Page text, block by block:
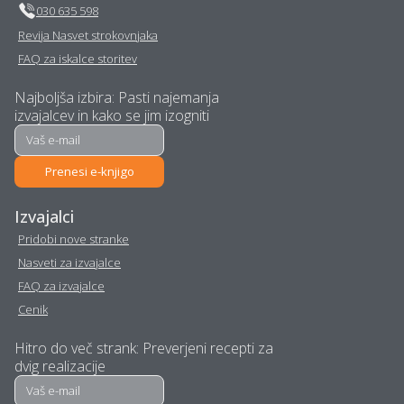
Izolacija - Braslovce
Fizioterapija - Braslovce
Urejanje okolice -
Braslovce
Prenova hiše na ključ -
E-učenje na daljavo -
Braslovce
Braslovce
- Braslovce
030 635 598
Revija Nasvet strokovnjaka
FAQ za iskalce storitev
Najboljša izbira: Pasti najemanja
izvajalcev in kako se jim izogniti
Prenesi e-knjigo
Izvajalci
Pridobi nove stranke
Nasveti za izvajalce
FAQ za izvajalce
Cenik
Hitro do več strank: Preverjeni recepti za
dvig realizacije